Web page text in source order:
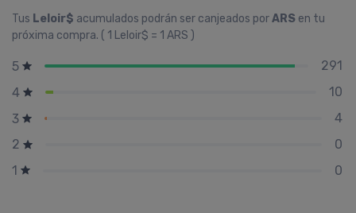
Tus Leloir$ acumulados podrán ser canjeados porARS en tu
próxima compra. ( 1 Leloir$ = 1 ARS )
5
291
4
10
3
4
2
0
1
0